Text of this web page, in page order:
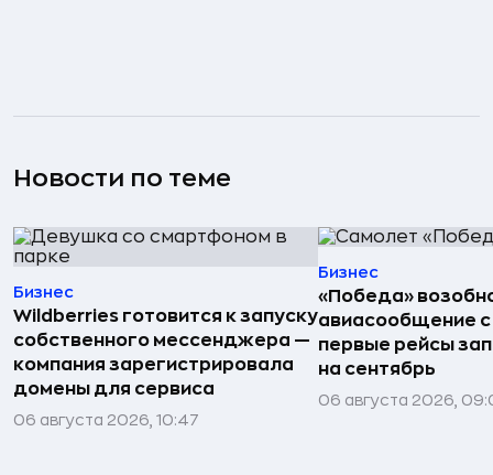
Новости по теме
Бизнес
Wildberries готовится к запуску
собственного мессенджера —
компания зарегистрировала
домены для сервиса
06 августа 2026, 10:47
Бизнес
«Победа»
авиасообщение
первые рейсы
на сентябрь
06 августа 2026,